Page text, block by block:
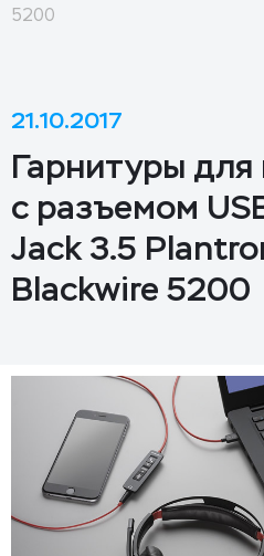
5200
21.10.2017
Гарнитуры
с разъемом
Jack 3.5
Blackwire 5200